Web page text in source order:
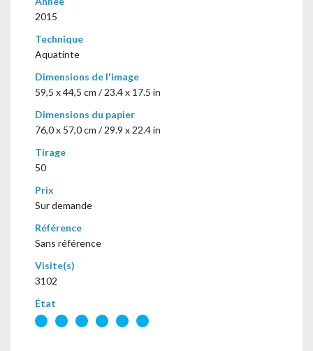
2015
Technique
Aquatinte
Dimensions de l'image
59,5 x 44,5 cm / 23.4 x 17.5 in
Dimensions du papier
76,0 x 57,0 cm / 29.9 x 22.4 in
Tirage
50
Prix
Sur demande
Référence
Sans référence
Visite(s)
3102
État